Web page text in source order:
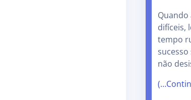
Quando
difíceis,
tempo
não